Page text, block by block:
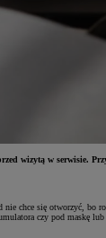
wizytą w serwisie.
chce się otworzyć, bo
czy pod maskę